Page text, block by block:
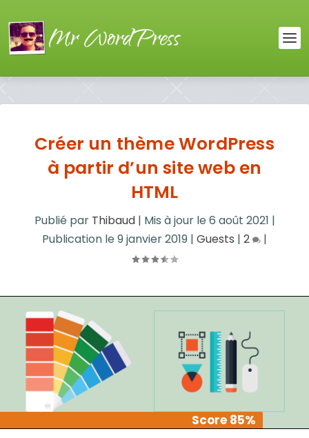
Créer un thème WordPress
à partir d’un site web en
HTML
Publié par Thibaud| Mis à jour le 6 août 2021 |
Publication le 9 janvier 2019 | Guests | 2 |
Score 85%
Score 85%